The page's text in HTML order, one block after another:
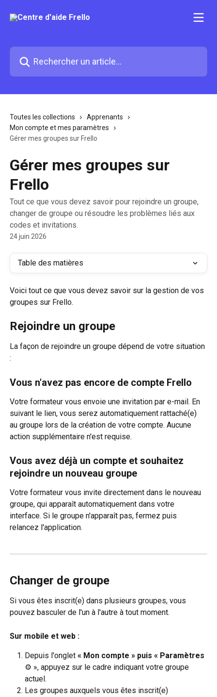
Toutes les collections
Apprenants
Mon compte et mes paramètres
Gérer mes groupes sur Frello
Gérer mes groupes sur
Frello
Tout ce que vous devez savoir pour rejoindre un groupe,
changer de groupe ou résoudre les problèmes liés aux
codes et invitations.
24 juin 2026
Table des matières
Voici tout ce que vous devez savoir sur la gestion de vos
groupes sur Frello.
Rejoindre un groupe
La façon de rejoindre un groupe dépend de votre situation
:
Vous n'avez pas encore de compte Frello
Votre formateur vous envoie une invitation par e-mail. En
suivant le lien, vous serez automatiquement rattaché(e)
au groupe lors de la création de votre compte. Aucune
action supplémentaire n'est requise.
Vous avez déjà un compte et souhaitez
rejoindre un nouveau groupe
Votre formateur vous invite directement dans le nouveau
groupe, qui apparaît automatiquement dans votre
interface. Si le groupe n'apparaît pas, fermez puis
relancez l'application.
Changer de groupe
Si vous êtes inscrit(e) dans plusieurs groupes, vous
pouvez basculer de l'un à l'autre à tout moment.
Sur mobile et web :
Depuis l'onglet « Mon compte » puis « Paramètres
⚙️ », appuyez sur le cadre indiquant votre groupe
actuel.
Les groupes auxquels vous êtes inscrit(e)